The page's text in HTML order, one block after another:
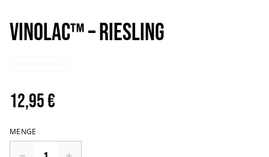
Vinolac™️ – Riesling
12,95 €
MENGE